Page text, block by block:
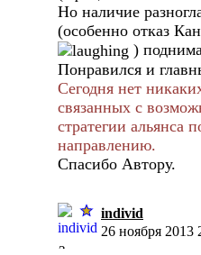
Но наличие
(особенно отказ
)
Понравился и
Сегодня нет
связанных с
стратегии альянса
направлению.
Спасибо Автору.
individ
26 ноября 2013